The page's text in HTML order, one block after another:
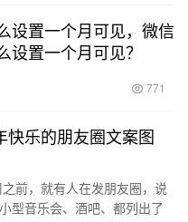
设置一个月可见，微信
设置一个月可见？
771
快乐的朋友圈文案图
，就有人在发朋友圈，说
型音乐会、酒吧、都列出了